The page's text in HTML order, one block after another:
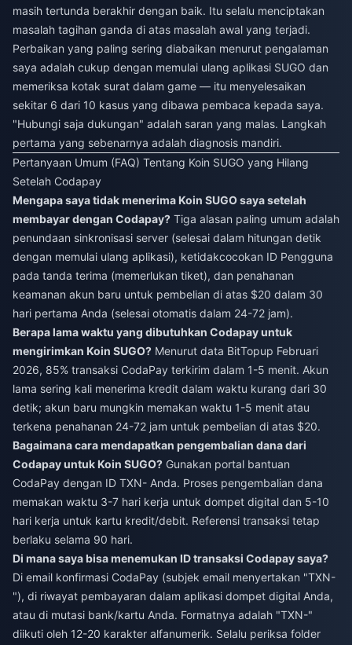
masih tertunda berakhir dengan baik. Itu selalu menciptakan
masalah tagihan ganda di atas masalah awal yang terjadi.
Perbaikan yang paling sering diabaikan menurut pengalaman
saya adalah cukup dengan memulai ulang aplikasi SUGO dan
memeriksa kotak surat dalam game — itu menyelesaikan
sekitar 6 dari 10 kasus yang dibawa pembaca kepada saya.
"Hubungi saja dukungan" adalah saran yang malas. Langkah
pertama yang sebenarnya adalah diagnosis mandiri.
Pertanyaan Umum (FAQ) Tentang Koin SUGO yang Hilang
Setelah Codapay
Mengapa saya tidak menerima Koin SUGO saya setelah
membayar dengan Codapay? Tiga alasan paling umum adalah
penundaan sinkronisasi server (selesai dalam hitungan detik
dengan memulai ulang aplikasi), ketidakcocokan ID Pengguna
pada tanda terima (memerlukan tiket), dan penahanan
keamanan akun baru untuk pembelian di atas $20 dalam 30
hari pertama Anda (selesai otomatis dalam 24-72 jam).
Berapa lama waktu yang dibutuhkan Codapay untuk
mengirimkan Koin SUGO? Menurut data BitTopup Februari
2026, 85% transaksi CodaPay terkirim dalam 1-5 menit. Akun
lama sering kali menerima kredit dalam waktu kurang dari 30
detik; akun baru mungkin memakan waktu 1-5 menit atau
terkena penahanan 24-72 jam untuk pembelian di atas $20.
Bagaimana cara mendapatkan pengembalian dana dari
Codapay untuk Koin SUGO? Gunakan portal bantuan
CodaPay dengan ID TXN- Anda. Proses pengembalian dana
memakan waktu 3-7 hari kerja untuk dompet digital dan 5-10
hari kerja untuk kartu kredit/debit. Referensi transaksi tetap
berlaku selama 90 hari.
Di mana saya bisa menemukan ID transaksi Codapay saya?
Di email konfirmasi CodaPay (subjek email menyertakan "TXN-
"), di riwayat pembayaran dalam aplikasi dompet digital Anda,
atau di mutasi bank/kartu Anda. Formatnya adalah "TXN-"
diikuti oleh 12-20 karakter alfanumerik. Selalu periksa folder